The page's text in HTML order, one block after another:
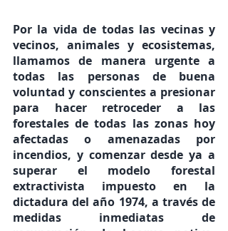
Por la vida de todas las vecinas y
vecinos, animales y ecosistemas,
llamamos de manera urgente a
todas las personas de buena
voluntad y conscientes a presionar
para hacer retroceder a las
forestales de todas las zonas hoy
afectadas o amenazadas por
incendios, y comenzar desde ya a
superar el modelo forestal
extractivista impuesto en la
dictadura del año 1974, a través de
medidas inmediatas de